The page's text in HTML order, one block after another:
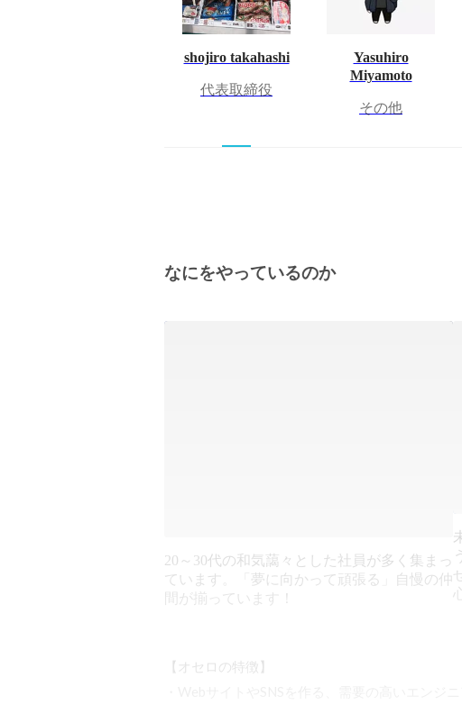
shojiro takahashi
代表取締役
Yasuhiro
Miyamoto
その他
なにをやっているのか
20～30代の和気藹々とした社員が多く集まっ
ています。「夢に向かって頑張る」自慢の仲
間が揃っています！
【オセロの特徴】